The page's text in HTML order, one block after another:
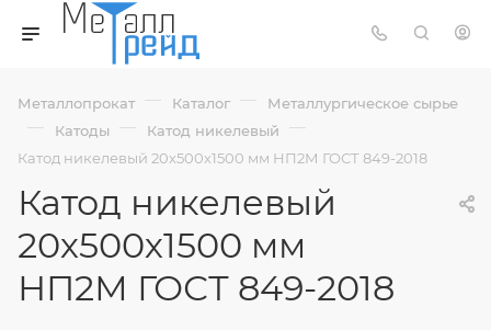
Металлопрокат — Каталог — Металлургическое сырье
— Катоды — Катод никелевый —
Катод никелевый 20х500х1500 мм НП2М ГОСТ 849-2018
Катод никелевый
20х500х1500 мм
НП2М ГОСТ 849-2018